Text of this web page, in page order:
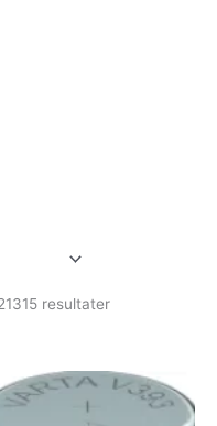
resultater